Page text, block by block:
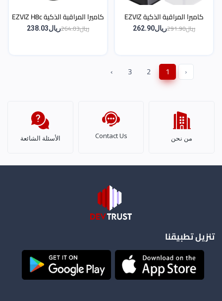
كاميرا المراقبة الذكية EZVIZ
ريال291.90 ريال262.90
كاميرا المراقبة الذكية EZVIZ H8c
Pro – بان/تيلت، ‎8 ميجابكسل
ريال264.03 ريال238.03
‹
1
2
3
›
من نحن Contact Us الأسئلة الشائعة
تنزيل تطبيقنا